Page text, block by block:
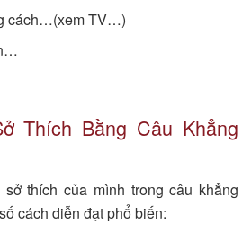
cách…(xem TV…)
Thích Bằng Câu Khẳng
thích của mình trong câu khẳng
cách diễn đạt phổ biến: